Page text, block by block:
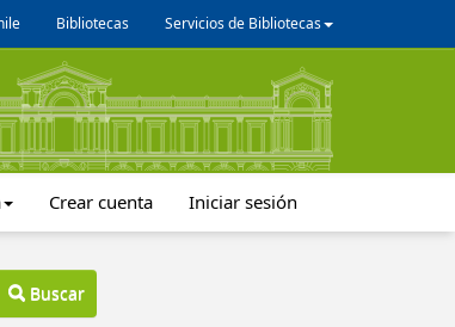
Bibliotecas Servicios de Bibliotecas
Crear cuenta Iniciar sesión
Buscar